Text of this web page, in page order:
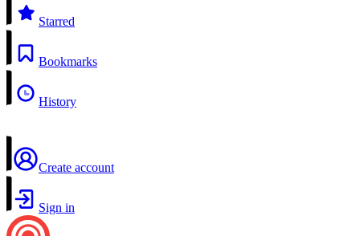
Starred
Bookmarks
History
Create account
Sign in